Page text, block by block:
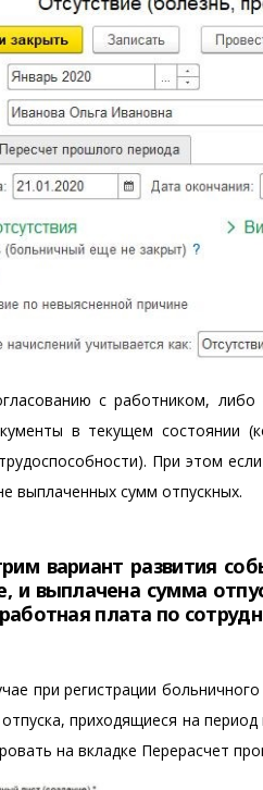
с работником,
в текущем состоянии
При этом
выплаченных сумм отпускных.
вариант развития
и выплачена сумма
плата по
при регистрации
приходящиеся на
на вкладке Перерасчет